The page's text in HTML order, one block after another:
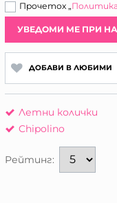
Прочетох „
УВЕДОМИ МЕ ПРИ
ДОБАВИ В ЛЮБИМИ
Летни колички
Chipolino
Рейтинг: